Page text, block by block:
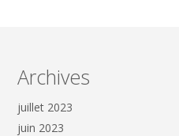
Archives
juillet 2023
juin 2023